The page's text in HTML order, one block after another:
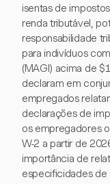
isentas de
renda tributável,
responsabilidade
para indivíduos
(MAGI) acima de
declaram em
empregados
declarações de
os empregadores
W-2 a partir de
importância de
especificidades de